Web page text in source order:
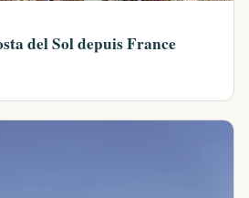
del Sol depuis France